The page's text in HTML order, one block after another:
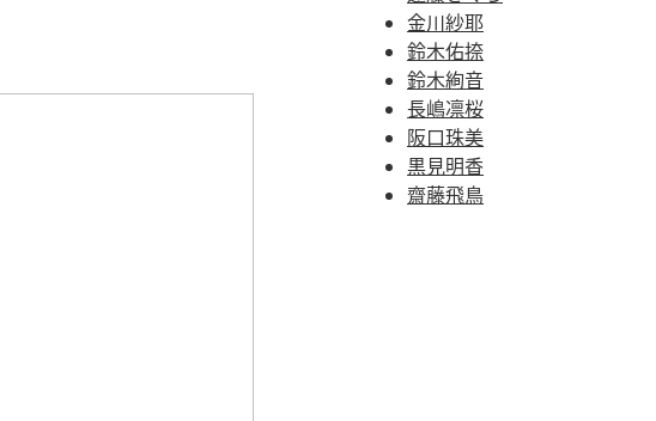
金川紗耶
鈴木佑捺
鈴木絢音
長嶋凛桜
阪口珠美
黒見明香
齋藤飛鳥